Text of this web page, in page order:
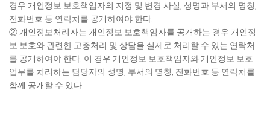
경우 개인정보 보호책임자의 지정 및 변경 사실, 성명과 부서의 명칭,
전화번호 등 연락처를 공개하여야 한다.
② 개인정보처리자는 개인정보 보호책임자를 공개하는 경우 개인정
보 보호와 관련한 고충처리 및 상담을 실제로 처리할 수 있는 연락처
를 공개하여야 한다. 이 경우 개인정보 보호책임자와 개인정보 보호
업무를 처리하는 담당자의 성명, 부서의 명칭, 전화번호 등 연락처를
함께 공개할 수 있다.